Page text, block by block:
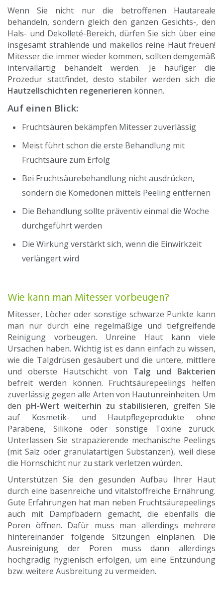
Wenn Sie nicht nur die betroffenen Hautareale
behandeln, sondern gleich den ganzen Gesichts-, den
Hals- und Dekolleté-Bereich, dürfen Sie sich über eine
insgesamt strahlende und makellos reine Haut freuen!
Mitesser die immer wieder kommen, sollten demgemäß
intervallartig behandelt werden. Je häufiger die
Prozedur stattfindet, desto stabiler werden sich die
Hautzellschichten regenerieren können.
Auf einen Blick:
Fruchtsäuren bekämpfen Mitesser zuverlässig
Meist führt schon die erste Behandlung mit
Fruchtsäure zum Erfolg
Bei Fruchtsäurebehandlung nicht ausdrücken,
sondern die Komedonen mittels Peeling entfernen
Die Behandlung sollte präventiv einmal die Woche
durchgeführt werden
Die Wirkung verstärkt sich, wenn die Einwirkzeit
verlängert wird
Wie kann man Mitesser vorbeugen?
Mitesser, Löcher oder sonstige schwarze Punkte kann
man nur durch eine regelmäßige und tiefgreifende
Reinigung vorbeugen. Unreine Haut kann viele
Ursachen haben. Wichtig ist es dann einfach zu wissen,
wie die Talgdrüsen gesäubert und die untere, mittlere
und oberste Hautschicht von Talg und Bakterien
befreit werden können. Fruchtsäurepeelings helfen
zuverlässig gegen alle Arten von Hautunreinheiten. Um
den pH-Wert weiterhin zu stabilisieren, greifen Sie
auf Kosmetik- und Hautpflegeprodukte ohne
Parabene, Silikone oder sonstige Toxine zurück.
Unterlassen Sie strapazierende mechanische Peelings
(mit Salz oder granulatartigen Substanzen), weil diese
die Hornschicht nur zu stark verletzen würden.
Unterstützen Sie den gesunden Aufbau Ihrer Haut
durch eine basenreiche und vitalstoffreiche Ernährung.
Gute Erfahrungen hat man neben Fruchtsäurepeelings
auch mit Dampfbädern gemacht, die ebenfalls die
Poren öffnen. Dafür muss man allerdings mehrere
hintereinander folgende Sitzungen einplanen. Die
Ausreinigung der Poren muss dann allerdings
hochgradig hygienisch erfolgen, um eine Entzündung
bzw. weitere Ausbreitung zu vermeiden.